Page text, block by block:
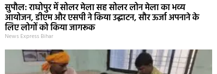
सुपौल: राघोपुर में सोलर मेला सह सोलर लोन मेला का भव्य
आयोजन, डीएम और एसपी ने किया उद्घाटन, सौर ऊर्जा अपनाने के
लिए लोगों को किया जागरूक
News Express Bihar